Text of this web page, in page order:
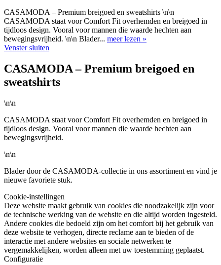
CASAMODA – Premium breigoed en sweatshirts \n\n
CASAMODA staat voor Comfort Fit overhemden en breigoed in
tijdloos design. Vooral voor mannen die waarde hechten aan
bewegingsvrijheid. \n\n Blader... meer lezen »
Venster sluiten
CASAMODA – Premium breigoed en
sweatshirts
\n\n
CASAMODA staat voor Comfort Fit overhemden en breigoed in
tijdloos design. Vooral voor mannen die waarde hechten aan
bewegingsvrijheid.
\n\n
Blader door de CASAMODA-collectie in ons assortiment en vind je
nieuwe favoriete stuk.
Cookie-instellingen
Deze website maakt gebruik van cookies die noodzakelijk zijn voor
de technische werking van de website en die altijd worden ingesteld.
Andere cookies die bedoeld zijn om het comfort bij het gebruik van
deze website te verhogen, directe reclame aan te bieden of de
interactie met andere websites en sociale netwerken te
vergemakkelijken, worden alleen met uw toestemming geplaatst.
Configuratie